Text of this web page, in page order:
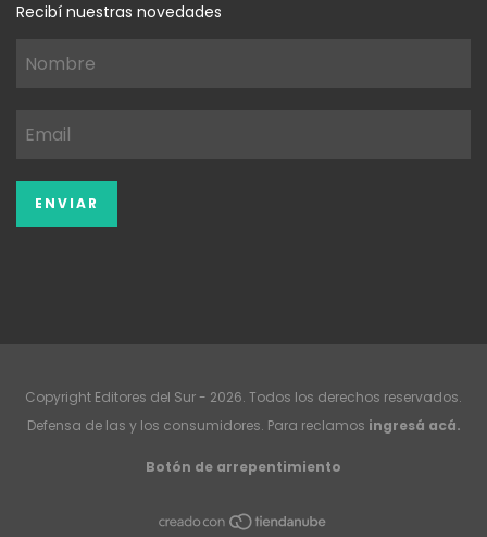
Recibí nuestras novedades
Copyright Editores del Sur - 2026. Todos los derechos reservados.
Defensa de las y los consumidores. Para reclamos ingresá acá.
Botón de arrepentimiento